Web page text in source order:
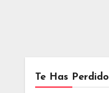
Te Has Perdido